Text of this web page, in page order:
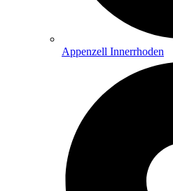
Appenzell Innerrhoden